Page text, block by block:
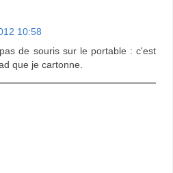
10:58
de souris sur le portable : c'est
que je cartonne.